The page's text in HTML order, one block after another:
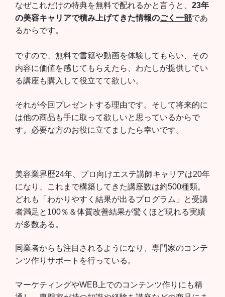
なぜこれだけの特典を無料で配れるかと言うと、 23年
の美容キャリアで積み上げてきた情報のごく一部であ
るからです。
ですので、無料で書籍や動画を体験してもらい、その
内容に価値を感じてもらえたら、わたしが提供してい
る講座も購入して役立てて欲しい。
それが今回プレゼントする理由です。そして将来的に
は他の商品も手に取って欲しいと思っているからで
す。必要な方のお役に立てましたら幸いです。
美容業界歴24年、プロ向けエステ講師キャリアは20年
になり、これまで構築してきた講座数は約500種類。
どれも「わかりやすく結果が出るプログラム」と受講
者満足と100％＆体質改善結果が驚くほど現れる実績
が多数ある。
同業者からも注目されるようになり、専門家のコンテ
ンツ作りサポートを行っている。
マーケティングやWEB上でのコンテンツ作りにも精